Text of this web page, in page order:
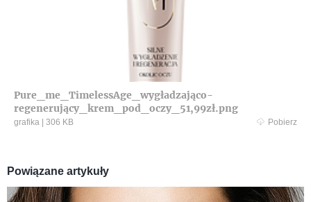
Pure_me_TimelessAge_wygładzająco-
regenerujący_krem_pod_oczy_51,99zł.png
grafika 306 KB Pobierz
Powiązane artykuły